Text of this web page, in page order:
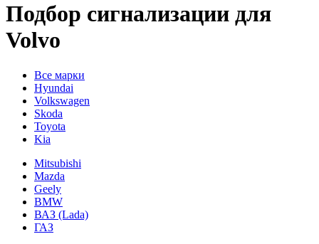
Подбор сигнализации для
Volvo
Все марки
Hyundai
Volkswagen
Skoda
Toyota
Kia
Mitsubishi
Mazda
Geely
BMW
ВАЗ (Lada)
ГАЗ